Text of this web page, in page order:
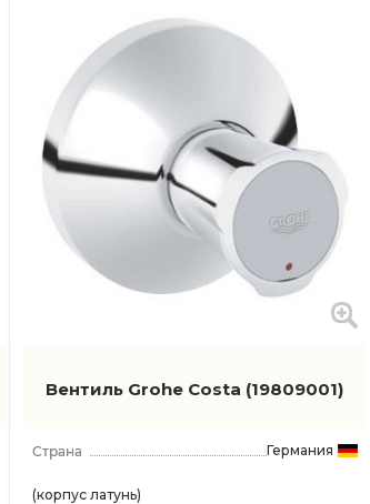
Вентиль Grohe Costa (19809001)
Германия
(корпус латунь)